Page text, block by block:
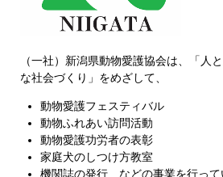
（一社）新潟県動物愛護協会は、「人
な社会づくり」をめざして、
動物愛護フェスティバル
動物ふれあい訪問活動
動物愛護功労者の表彰
家庭犬のしつけ方教室
機関誌の発行 などの事業を行って